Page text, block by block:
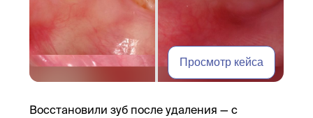
Просмотр кейса
Восстановили зуб после удаления — с